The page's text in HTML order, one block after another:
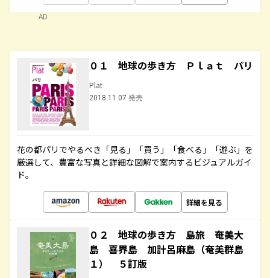
AD
０１ 地球の歩き方 Ｐｌａｔ パリ
Plat
2018.11.07 発売
花の都パリでやるべき「見る」「買う」「食べる」「遊ぶ」を
厳選して、豊富な写真と詳細な図解で案内するビジュアルガイ
ド。
詳細を見る
０２ 地球の歩き方 島旅 奄美大
島 喜界島 加計呂麻島（奄美群島
１） ５訂版